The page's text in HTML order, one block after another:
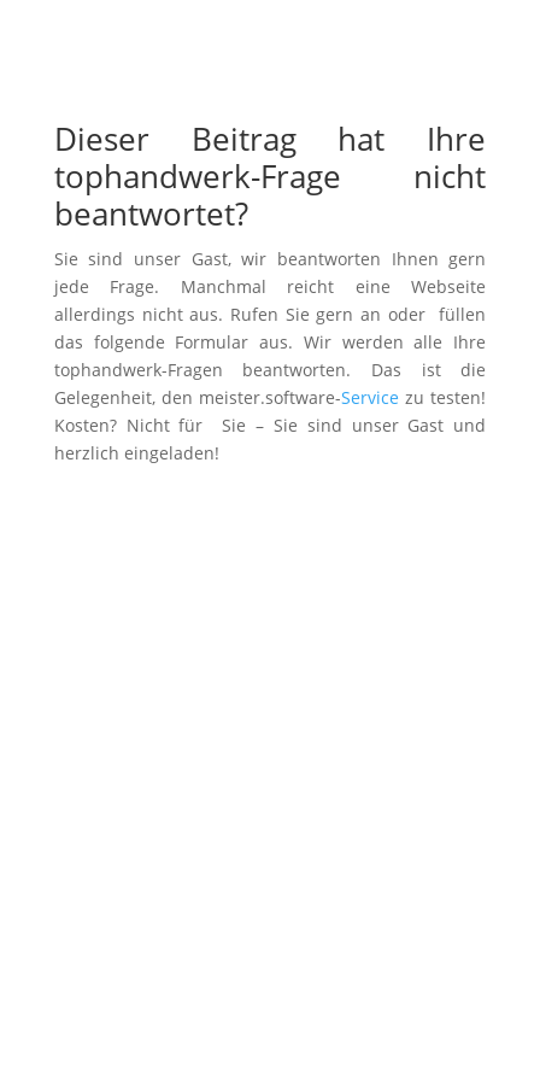
Dieser Beitrag hat Ihre
tophandwerk-Frage nicht
beantwortet?
Sie sind unser Gast, wir beantworten Ihnen gern
jede Frage. Manchmal reicht eine Webseite
allerdings nicht aus. Rufen Sie gern an oder füllen
das folgende Formular aus. Wir werden alle Ihre
tophandwerk-Fragen beantworten. Das ist die
Gelegenheit, den meister.software-Service zu testen!
Kosten? Nicht für Sie – Sie sind unser Gast und
herzlich eingeladen!